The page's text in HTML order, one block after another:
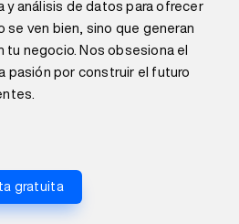
y análisis de datos para ofrecer
se ven bien, sino que generan
negocio. Nos obsesiona el
pasión por construir el futuro
gratuita